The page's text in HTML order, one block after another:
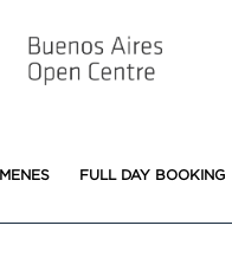
FULL DAY BOOKING